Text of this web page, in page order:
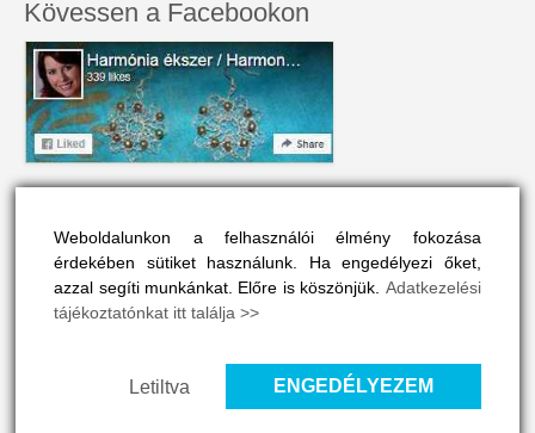
Kövessen a Facebookon
A Harmónia Ékszer az egyéniség szépségét tükrözi.
Olyan színes és vonzó, mint a viselője maga.
A honlapon drágakövek, ásványok és gyógyító kövek vélt
Weboldalunkon a felhasználói élmény fokozása
érdekében sütiket használunk. Ha engedélyezi őket,
azzal segíti munkánkat. Előre is köszönjük. Adatkezelési
tájékoztatónkat itt találja >>
ENGEDÉLYEZEM
Letiltva